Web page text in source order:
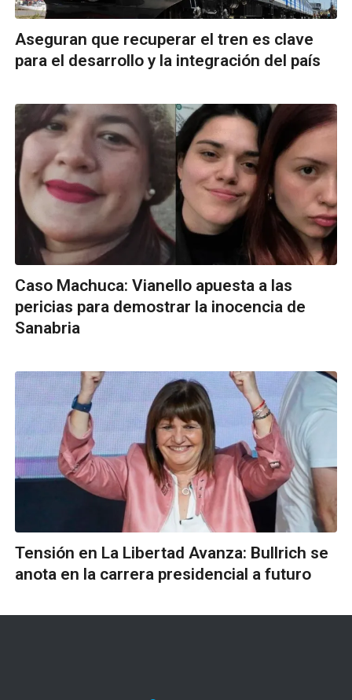
Aseguran que recuperar el tren es clave
para el desarrollo y la integración del país
Caso Machuca: Vianello apuesta a las
pericias para demostrar la inocencia de
Sanabria
Tensión en La Libertad Avanza: Bullrich se
anota en la carrera presidencial a futuro